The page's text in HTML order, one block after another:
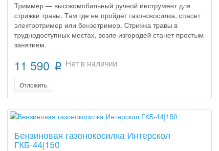
Триммер — высокомобильный ручной инструмент для
стрижки травы. Там где не пройдет газонокосилка, спасет
электротример или бензотример. Стрижка травы в
труднодоступных местах, возле изгородей станет простым
занятием.
11 590 p Нет в наличии
Отложить
Бензиновая газонокосилка Интерскол
ГКБ-44|150